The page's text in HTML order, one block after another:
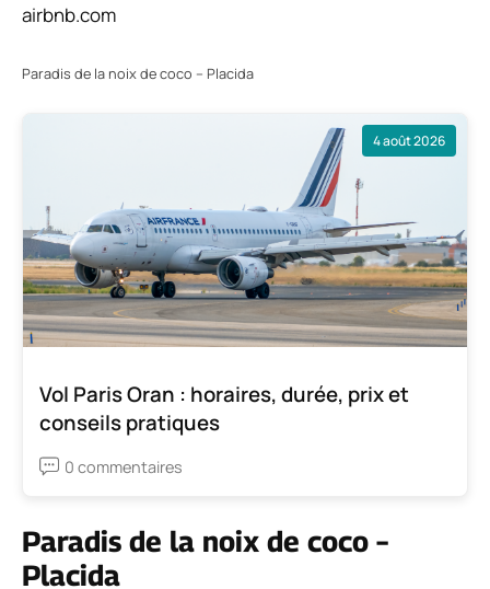
airbnb.com
Paradis de la noix de coco – Placida
4 août 2026
Vol Paris Oran : horaires, durée, prix et
conseils pratiques
0 commentaires
Paradis de la noix de coco –
Placida